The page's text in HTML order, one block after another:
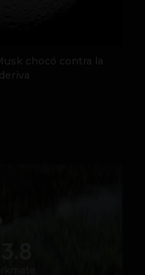
chocó contra la